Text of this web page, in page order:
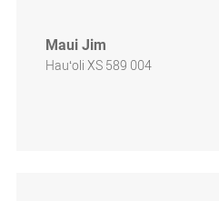
Maui Jim
Hauʻoli XS 589 004